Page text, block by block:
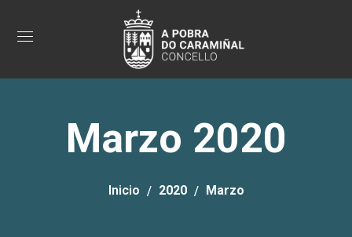
Marzo 2020
Inicio 2020 Marzo